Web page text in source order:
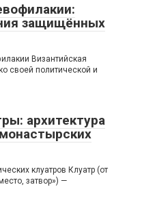
защищённых
Византийская
своей политической и
архитектура
клуатров Клуатр (от
затвор») —